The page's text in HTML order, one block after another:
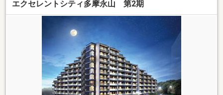
エクセレントシティ多摩永山 第2期